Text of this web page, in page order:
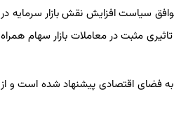
سیاست افزایش نقش بازار سرمایه در
مثبت در معاملات بازار سهام همراه
فضای اقتصادی پیشنهاد شده است و از